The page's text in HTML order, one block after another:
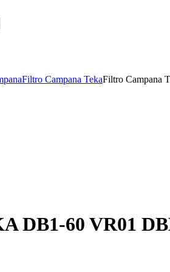
Filtro Campana TekaFiltro Campana
DB1-60 VR01